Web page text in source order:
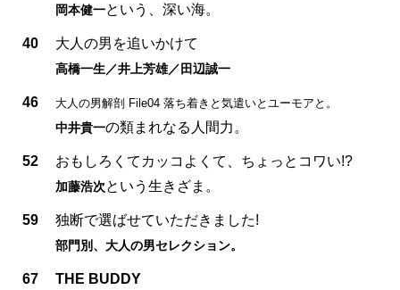
岡本健一という、深い海。
40 大人の男を追いかけて
高橋一生／井上芳雄／田辺誠一
46 大人の男解剖 File04 落ち着きと気遣いとユーモアと。
中井貴一の類まれなる人間力。
52 おもしろくてカッコよくて、ちょっとコワい!?
加藤浩次という生きざま。
59 独断で選ばせていただきました!
部門別、大人の男セレクション。
67
THE BUDDY